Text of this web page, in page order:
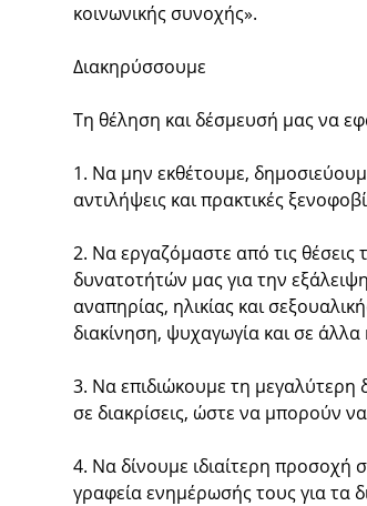
κοινωνικής συνοχής».
Διακηρύσσουμε
Τη θέληση και δέσμευσή μας να
1. Να μην εκθέτουμε,
αντιλήψεις και πρακτικές
2. Να εργαζόμαστε από τις
δυνατοτήτών μας για την
αναπηρίας, ηλικίας και
διακίνηση, ψυχαγωγία και σε άλλα
3. Να επιδιώκουμε τη μεγαλύτερη
σε διακρίσεις, ώστε να μπορούν
4. Να δίνουμε ιδιαίτερη
γραφεία ενημέρωσής τους για τα